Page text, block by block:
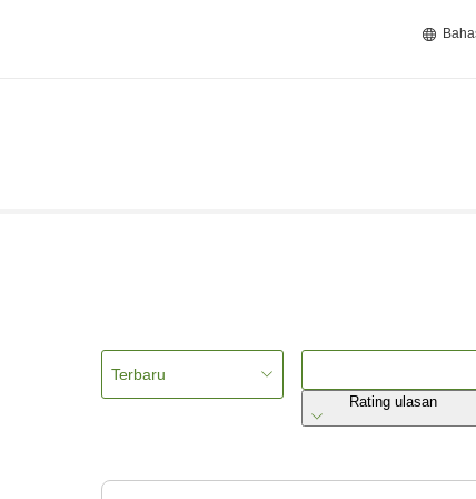
Terbaru
Rating ulasan